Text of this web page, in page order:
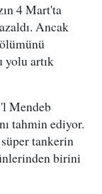
4 Mart'ta
Ancak
yolu artık
Mendeb
tahmin ediyor.
tankerin
birini